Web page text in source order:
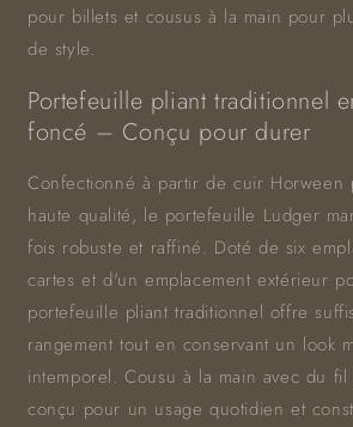
pour billets et cousus à la main pour
de style.
Portefeuille pliant traditionnel
foncé – Conçu pour durer
Confectionné à partir de cuir Horween
haute qualité, le portefeuille Ludger
fois robuste et raffiné. Doté de six
cartes et d'un emplacement extérieur
portefeuille pliant traditionnel offre
rangement tout en conservant un look
intemporel. Cousu à la main avec du
conçu pour un usage quotidien et